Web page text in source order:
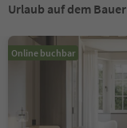
Urlaub auf dem
Online buchbar